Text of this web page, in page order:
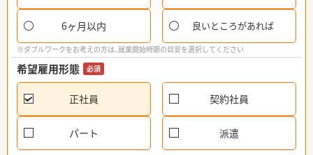
6ヶ月以内 良いところがあれば
※ダブルワークをお考えの方は、就業開始時期の目安を選択してください
希望雇用形態 必須
正社員 契約社員
パート 派遣